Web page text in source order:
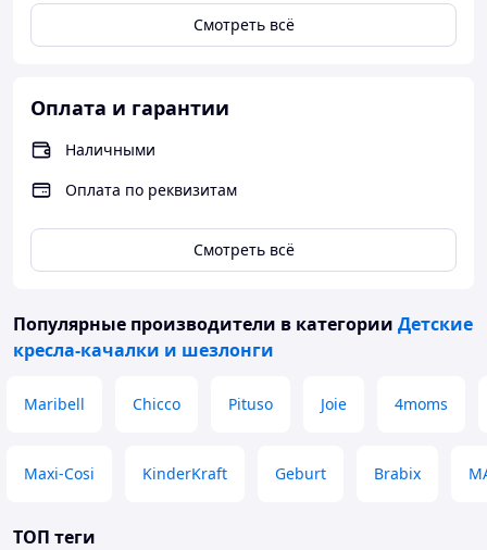
Смотреть всё
Оплата и гарантии
Наличными
Оплата по реквизитам
Смотреть всё
Популярные производители в категории Детские
кресла-качалки и шезлонги
Maribell Chicco Pituso Joie 4moms
Maxi-Cosi KinderKraft Geburt Brabix
ТОП теги